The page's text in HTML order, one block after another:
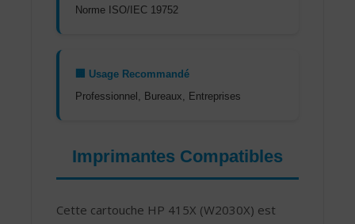
Norme ISO/IEC 19752
🏢 Usage Recommandé
Professionnel, Bureaux, Entreprises
Imprimantes Compatibles
Cette cartouche HP 415X (W2030X) est